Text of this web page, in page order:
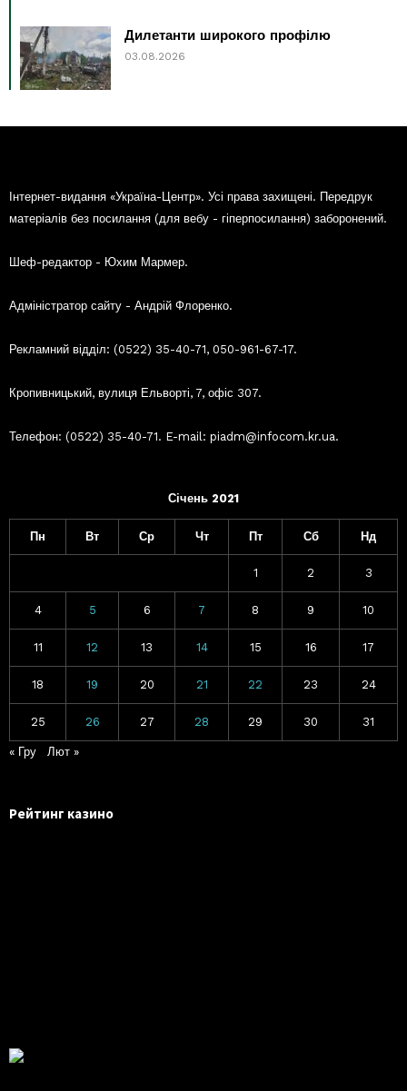
Дилетанти широкого профілю
03.08.2026
Інтернет-видання «Україна-Центр». Усі права захищені. Передрук
матеріалів без посилання (для вебу - гіперпосилання) заборонений.
Шеф-редактор - Юхим Мармер.
Адміністратор сайту - Андрій Флоренко.
Рекламний відділ: (0522) 35-40-71, 050-961-67-17.
Кропивницький, вулиця Ельворті, 7, офіс 307.
Телефон: (0522) 35-40-71. E-mail: piadm@infocom.kr.ua.
Січень 2021
Пн Вт Ср Чт Пт Сб Нд
1 2 3
4 5 6 7 8 9 10
11 12 13 14 15 16 17
18 19 20 21 22 23 24
25 26 27 28 29 30 31
« Гру Лют »
Рейтинг казино